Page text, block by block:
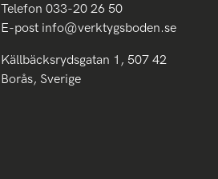
Telefon 033-20 26 50
E-post info@verktygsboden.se
Källbäcksrydsgatan 1, 507 42
Borås, Sverige